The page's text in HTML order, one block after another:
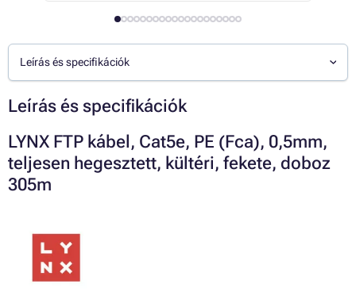
Leírás és specifikációk
Leírás és specifikációk
LYNX FTP kábel, Cat5e, PE (Fca), 0,5mm,
teljesen hegesztett, kültéri, fekete, doboz
305m